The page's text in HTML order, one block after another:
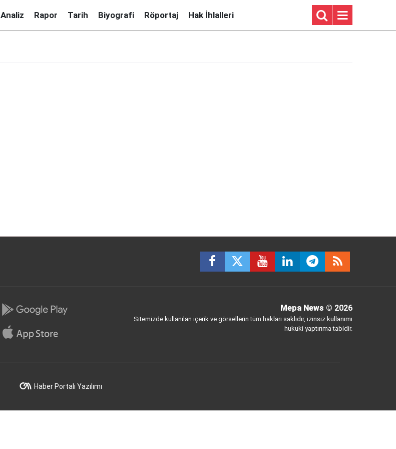
Analiz Rapor Tarih Biyografi Röportaj Hak İhlalleri
Mepa News © 2026
Sitemizde kullanılan içerik ve görsellerin tüm hakları saklıdır, izinsiz kullanımı
hukuki yaptırıma tabidir.
Haber Portalı Yazılımı